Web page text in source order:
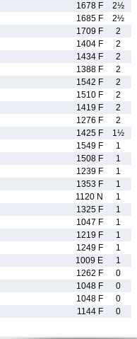
1678 F
2½
1685 F
2½
1709 F
2
1404 F
2
1434 F
2
1388 F
2
1542 F
2
1510 F
2
1419 F
2
1276 F
2
1425 F
1½
1549 F
1
1508 F
1
1239 F
1
1353 F
1
1120 N
1
1325 F
1
1047 F
1
1219 F
1
1249 F
1
1009 E
1
1262 F
0
1048 F
0
1048 F
0
1144 F 0